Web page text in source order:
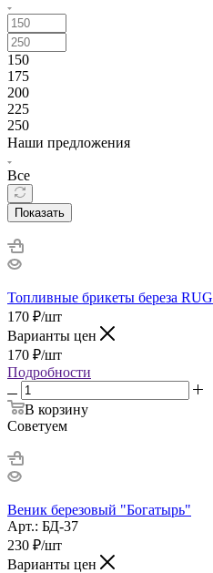
150
175
200
225
250
Наши предложения
Все
Показать
Топливные брикеты береза RUG
170 ₽/шт
Варианты цен
170 ₽/шт
Подробности
В корзину
Советуем
Веник березовый "Богатырь"
Арт.: БД-37
230 ₽/шт
Варианты цен